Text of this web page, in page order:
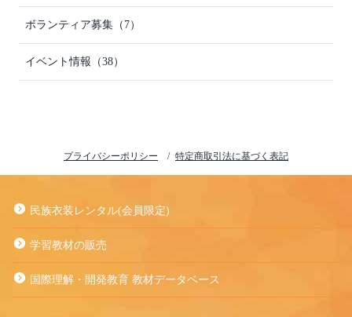
ボランティア募集（7）
イベント情報（38）
プライバシーポリシー 特定商取引法に基づく表記
民族衣装レンタル(会員限定)
学習教材の販売
国際理解・開発教育 教材データベース